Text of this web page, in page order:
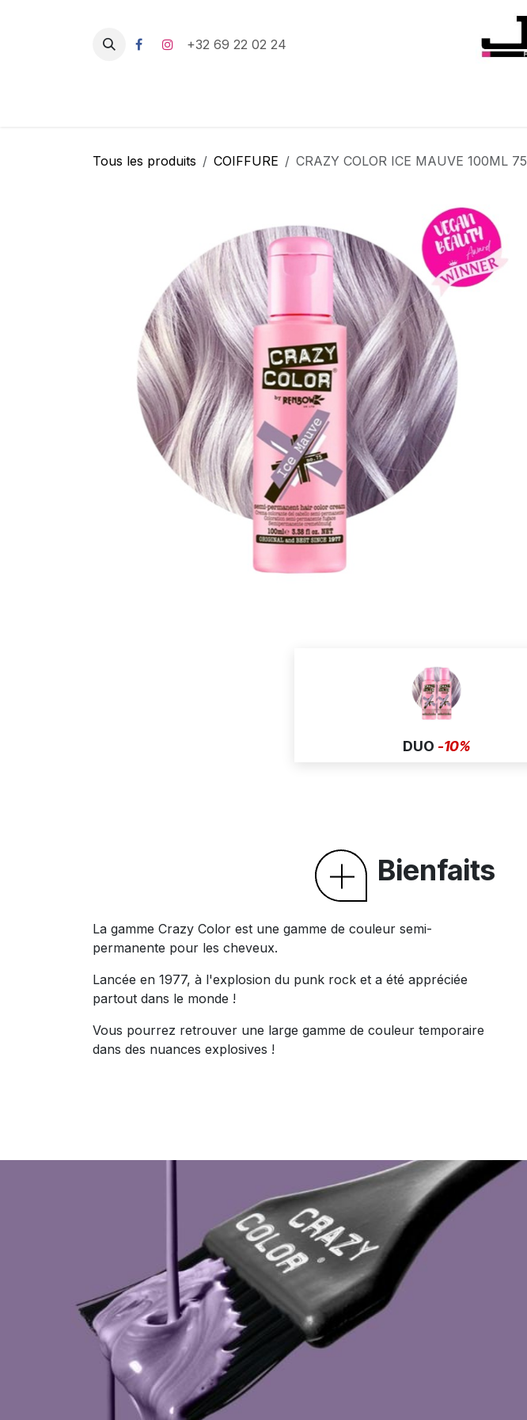
+32 69 22 02 24
Tous les produits COIFFURE CRAZY COLOR ICE MAUVE 100ML 75
DUO -10%
Bienfaits
La gamme Crazy Color est une gamme de couleur semi-
permanente pour les cheveux.
Lancée en 1977, à l'explosion du punk rock et a été appréciée
partout dans le monde !
Vous pourrez retrouver une large gamme de couleur temporaire
dans des nuances explosives !